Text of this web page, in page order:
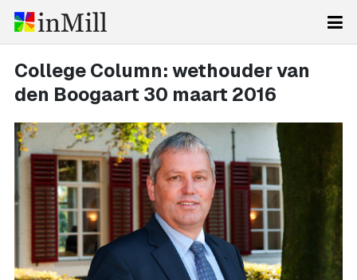
College Column: wethouder van
den Boogaart 30 maart 2016